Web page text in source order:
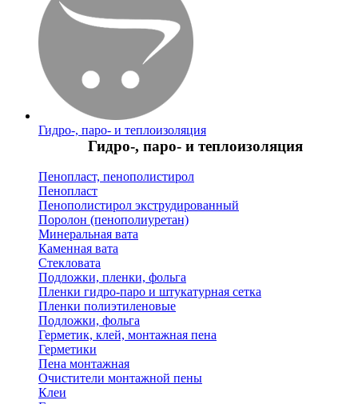
Гидро-, паро- и теплоизоляция
Гидро-, паро- и теплоизоляция
Пенопласт, пенополистирол
Пенопласт
Пенополистирол экструдированный
Поролон (пенополиуретан)
Минеральная вата
Каменная вата
Стекловата
Подложки, пленки, фольга
Пленки гидро-паро и штукатурная сетка
Пленки полиэтиленовые
Подложки, фольга
Герметик, клей, монтажная пена
Герметики
Пена монтажная
Очистители монтажной пены
Клеи